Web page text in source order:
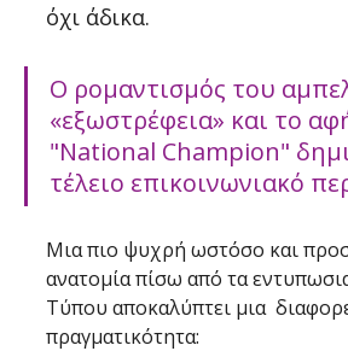
όχι άδικα.
Ο ρομαντισμός του
«εξωστρέφεια» και το
"National Champion"
τέλειο επικοινωνιακό
Μια πιο ψυχρή ωστόσο και
ανατομία πίσω από τα
Τύπου αποκαλύπτει μια
πραγματικότητα: